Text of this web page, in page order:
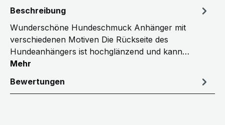
Beschreibung
Wunderschöne Hundeschmuck Anhänger mit
verschiedenen Motiven Die Rückseite des
Hundeanhängers ist hochglänzend und kann…
Mehr
Bewertungen